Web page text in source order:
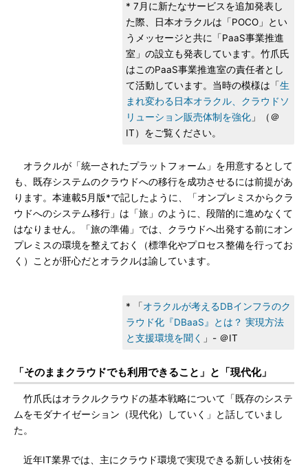
* 7月に新たなサービスを追加発表し
た際、日本オラクルは「POCO」とい
うメッセージと共に「PaaS事業推進
室」の設立も発表しています。竹爪氏
はこのPaaS事業推進室の責任者とし
て活動しています。当時の模様は「生
まれ変わる日本オラクル、クラウドソ
リューション販売体制を強化 」（＠
IT）をご覧ください。
オラクルが「統一されたプラットフォーム」を用意するとして
も、既存システムのクラウドへの移行を成功させるには前提があ
ります。本連載5月版*で記したように、「オンプレミスからクラ
ウドへのシステム移行」は「旅」のように、段階的に進めなくて
はなりません。「旅の準備」では、クラウドへ出発する前にオン
プレミスの環境を整えておく（標準化やプロセス整備を行ってお
く）ことが肝心だとオラクルは諭しています。
* 「オラクルが考えるDBインフラのク
ラウド化『DBaaS』とは？ 実現方法
と支援環境を聞く
」- ＠IT
「そのままクラウドでも利用できること」と「現代化」
竹爪氏はオラクルクラウドの基本戦略について「既存のシステ
ムをモダナイゼーション（現代化）していく」と話していまし
た。
近年IT業界では、主にクラウド環境で実現できる新しい技術を